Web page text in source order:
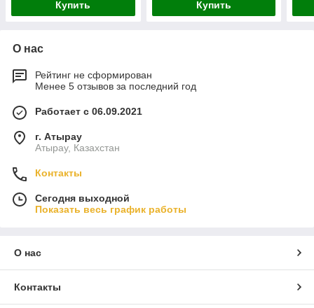
Купить Купить
О нас
Рейтинг не сформирован
Менее 5 отзывов за последний год
Работает с 06.09.2021
г. Атырау
Атырау, Казахстан
Контакты
Сегодня выходной
Показать весь график работы
О нас
Контакты